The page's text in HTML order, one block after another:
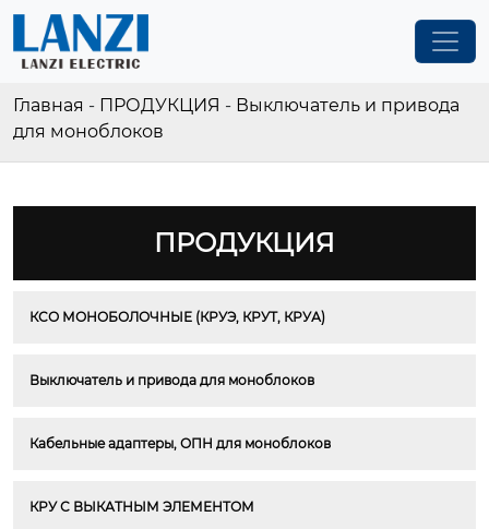
Главная - ПРОДУКЦИЯ - Выключатель и привода
для моноблоков
ПРОДУКЦИЯ
КСО МОНОБОЛОЧНЫЕ (КРУЭ, КРУТ, КРУА)
Выключатель и привода для моноблоков
Кабельные адаптеры, ОПН для моноблоков
КРУ С ВЫКАТНЫМ ЭЛЕМЕНТОМ